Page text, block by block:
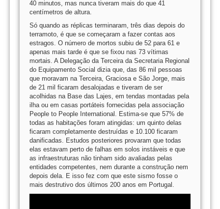
40 minutos, mas nunca tiveram mais do que 41
centímetros de altura.
Só quando as réplicas terminaram, três dias depois do
terramoto, é que se começaram a fazer contas aos
estragos. O número de mortos subiu de 52 para 61 e
apenas mais tarde é que se fixou nas 73 vítimas
mortais. A Delegação da Terceira da Secretaria Regional
do Equipamento Social dizia que, das 86 mil pessoas
que moravam na Terceira, Graciosa e São Jorge, mais
de 21 mil ficaram desalojadas e tiveram de ser
acolhidas na Base das Lajes, em tendas montadas pela
ilha ou em casas portáteis fornecidas pela associação
People to People International. Estima-se que 57% de
todas as habitações foram atingidas: um quinto delas
ficaram completamente destruídas e 10.100 ficaram
danificadas. Estudos posteriores provaram que todas
elas estavam perto de falhas em solos instáveis e que
as infraestruturas não tinham sido avaliadas pelas
entidades competentes, nem durante a construção nem
depois dela. E isso fez com que este sismo fosse o
mais destrutivo dos últimos 200 anos em Portugal.